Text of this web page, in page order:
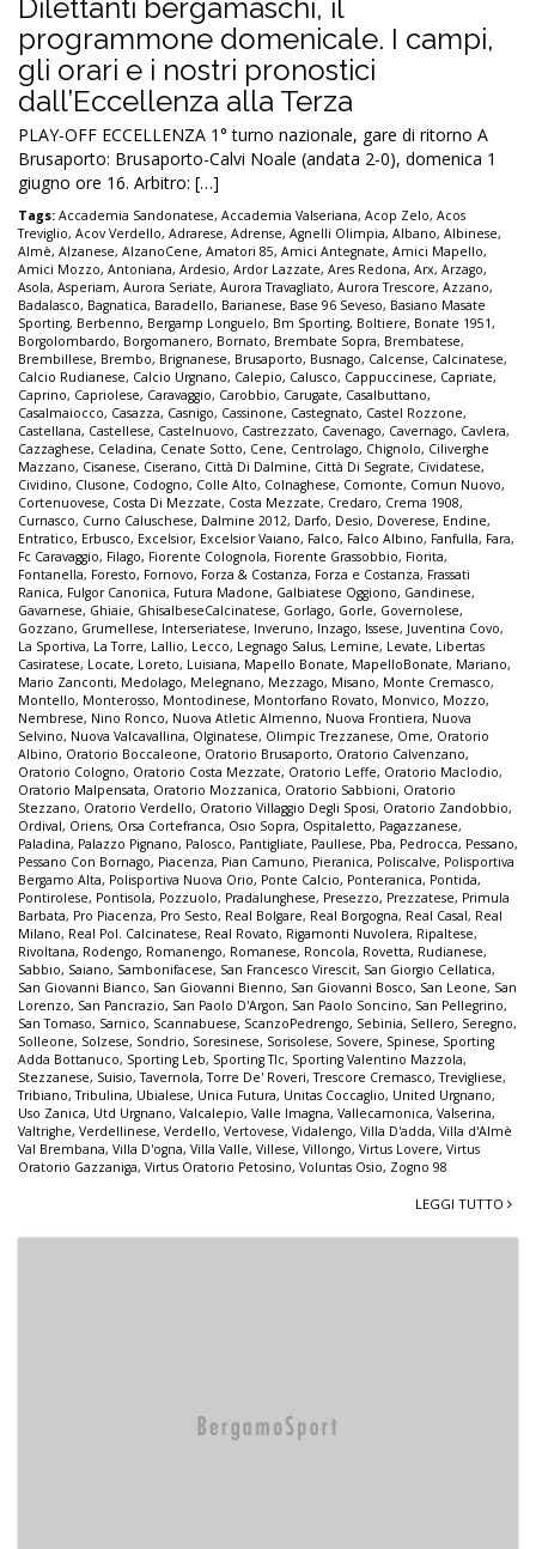
Dilettanti bergamaschi, il
programmone domenicale. I campi,
gli orari e i nostri pronostici
dall’Eccellenza alla Terza
PLAY-OFF ECCELLENZA 1° turno nazionale, gare di ritorno A
Brusaporto: Brusaporto-Calvi Noale (andata 2-0), domenica 1
giugno ore 16. Arbitro: […]
Tags: Accademia Sandonatese, Accademia Valseriana, Acop Zelo, Acos
Treviglio, Acov Verdello, Adrarese, Adrense, Agnelli Olimpia, Albano, Albinese,
Almè, Alzanese, AlzanoCene, Amatori 85, Amici Antegnate, Amici Mapello,
Amici Mozzo, Antoniana, Ardesio, Ardor Lazzate, Ares Redona, Arx, Arzago,
Asola, Asperiam, Aurora Seriate, Aurora Travagliato, Aurora Trescore, Azzano,
Badalasco, Bagnatica, Baradello, Barianese, Base 96 Seveso, Basiano Masate
Sporting, Berbenno, Bergamp Longuelo, Bm Sporting, Boltiere, Bonate 1951,
Borgolombardo, Borgomanero, Bornato, Brembate Sopra, Brembatese,
Brembillese, Brembo, Brignanese, Brusaporto, Busnago, Calcense, Calcinatese,
Calcio Rudianese, Calcio Urgnano, Calepio, Calusco, Cappuccinese, Capriate,
Caprino, Capriolese, Caravaggio, Carobbio, Carugate, Casalbuttano,
Casalmaiocco, Casazza, Casnigo, Cassinone, Castegnato, Castel Rozzone,
Castellana, Castellese, Castelnuovo, Castrezzato, Cavenago, Cavernago, Cavlera,
Cazzaghese, Celadina, Cenate Sotto, Cene, Centrolago, Chignolo, Ciliverghe
Mazzano, Cisanese, Ciserano, Città Di Dalmine, Città Di Segrate, Cividatese,
Cividino, Clusone, Codogno, Colle Alto, Colnaghese, Comonte, Comun Nuovo,
Cortenuovese, Costa Di Mezzate, Costa Mezzate, Credaro, Crema 1908,
Curnasco, Curno Caluschese, Dalmine 2012, Darfo, Desio, Doverese, Endine,
Entratico, Erbusco, Excelsior, Excelsior Vaiano, Falco, Falco Albino, Fanfulla, Fara,
Fc Caravaggio, Filago, Fiorente Colognola, Fiorente Grassobbio, Fiorita,
Fontanella, Foresto, Fornovo, Forza & Costanza, Forza e Costanza, Frassati
Ranica, Fulgor Canonica, Futura Madone, Galbiatese Oggiono, Gandinese,
Gavarnese, Ghiaie, GhisalbeseCalcinatese, Gorlago, Gorle, Governolese,
Gozzano, Grumellese, Interseriatese, Inveruno, Inzago, Issese, Juventina Covo,
La Sportiva, La Torre, Lallio, Lecco, Legnago Salus, Lemine, Levate, Libertas
Casiratese, Locate, Loreto, Luisiana, Mapello Bonate, MapelloBonate, Mariano,
Mario Zanconti, Medolago, Melegnano, Mezzago, Misano, Monte Cremasco,
Montello, Monterosso, Montodinese, Montorfano Rovato, Monvico, Mozzo,
Nembrese, Nino Ronco, Nuova Atletic Almenno, Nuova Frontiera, Nuova
Selvino, Nuova Valcavallina, Olginatese, Olimpic Trezzanese, Ome, Oratorio
Albino, Oratorio Boccaleone, Oratorio Brusaporto, Oratorio Calvenzano,
Oratorio Cologno, Oratorio Costa Mezzate, Oratorio Leffe, Oratorio Maclodio,
Oratorio Malpensata, Oratorio Mozzanica, Oratorio Sabbioni, Oratorio
Stezzano, Oratorio Verdello, Oratorio Villaggio Degli Sposi, Oratorio Zandobbio,
Ordival, Oriens, Orsa Cortefranca, Osio Sopra, Ospitaletto, Pagazzanese,
Paladina, Palazzo Pignano, Palosco, Pantigliate, Paullese, Pba, Pedrocca, Pessano,
Pessano Con Bornago, Piacenza, Pian Camuno, Pieranica, Poliscalve, Polisportiva
Bergamo Alta, Polisportiva Nuova Orio, Ponte Calcio, Ponteranica, Pontida,
Pontirolese, Pontisola, Pozzuolo, Pradalunghese, Presezzo, Prezzatese, Primula
Barbata, Pro Piacenza, Pro Sesto, Real Bolgare, Real Borgogna, Real Casal, Real
Milano, Real Pol. Calcinatese, Real Rovato, Rigamonti Nuvolera, Ripaltese,
Rivoltana, Rodengo, Romanengo, Romanese, Roncola, Rovetta, Rudianese,
Sabbio, Saiano, Sambonifacese, San Francesco Virescit, San Giorgio Cellatica,
San Giovanni Bianco, San Giovanni Bienno, San Giovanni Bosco, San Leone, San
Lorenzo, San Pancrazio, San Paolo D'Argon, San Paolo Soncino, San Pellegrino,
San Tomaso, Sarnico, Scannabuese, ScanzoPedrengo, Sebinia, Sellero, Seregno,
Solleone, Solzese, Sondrio, Soresinese, Sorisolese, Sovere, Spinese, Sporting
Adda Bottanuco, Sporting Leb, Sporting Tlc, Sporting Valentino Mazzola,
Stezzanese, Suisio,Tavernola,Torre De' Roveri,Trescore Cremasco,Trevigliese,
Tribiano,Tribulina, Ubialese, Unica Futura, Unitas Coccaglio, United Urgnano,
Uso Zanica, Utd Urgnano, Valcalepio, Valle Imagna, Vallecamonica, Valserina,
Valtrighe, Verdellinese, Verdello, Vertovese, Vidalengo, Villa D'adda, Villa d'Almè
Val Brembana, Villa D'ogna, Villa Valle, Villese, Villongo, Virtus Lovere, Virtus
Oratorio Gazzaniga, Virtus Oratorio Petosino, Voluntas Osio, Zogno 98
LEGGI TUTTO